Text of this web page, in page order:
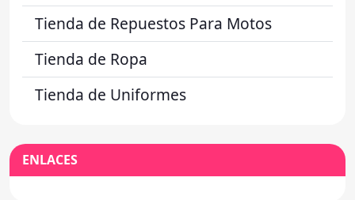
Tienda de Repuestos Para Motos
Tienda de Ropa
Tienda de Uniformes
ENLACES